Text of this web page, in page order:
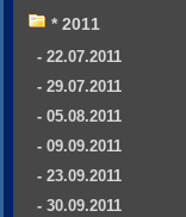
* 2011
- 22.07.2011
- 29.07.2011
- 05.08.2011
- 09.09.2011
- 23.09.2011
- 30.09.2011